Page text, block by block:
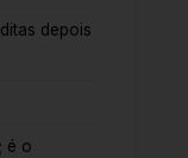
depois
é o